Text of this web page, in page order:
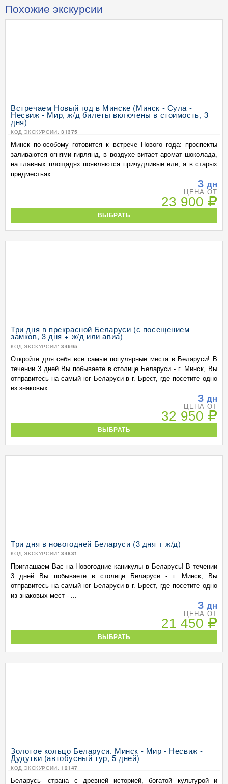
Похожие экскурсии
Встречаем Новый год в Минске (Минск - Сула -
Несвиж - Мир, ж/д билеты включены в стоимость, 3
дня)
КОД ЭКСКУРСИИ: 31375
Минск по-особому готовится к встрече Нового года: проспекты
заливаются огнями гирлянд, в воздухе витает аромат шоколада,
на главных площадях появляются причудливые ели, а в старых
предместьях ...
3 дн
ЦЕНА ОТ
23 900
ВЫБРАТЬ
Три дня в прекрасной Беларуси (с посещением
замков, 3 дня + ж/д или авиа)
КОД ЭКСКУРСИИ: 34695
Откройте для себя все самые популярные места в Беларуси! В
течении 3 дней Вы побываете в столице Беларуси - г. Минск, Вы
отправитесь на самый юг Беларуси в г. Брест, где посетите одно
из знаковых ...
3 дн
ЦЕНА ОТ
32 950
ВЫБРАТЬ
Три дня в новогодней Беларуси (3 дня + ж/д)
КОД ЭКСКУРСИИ: 34831
Приглашаем Вас на Новогодние каникулы в Беларусь! В течении
3 дней Вы побываете в столице Беларуси - г. Минск, Вы
отправитесь на самый юг Беларуси в г. Брест, где посетите одно
из знаковых мест - ...
3 дн
ЦЕНА ОТ
21 450
ВЫБРАТЬ
Золотое кольцо Беларуси. Минск - Мир - Несвиж -
Дудутки (автобусный тур, 5 дней)
КОД ЭКСКУРСИИ: 12147
Беларусь- страна с древней историей, богатой культурой и